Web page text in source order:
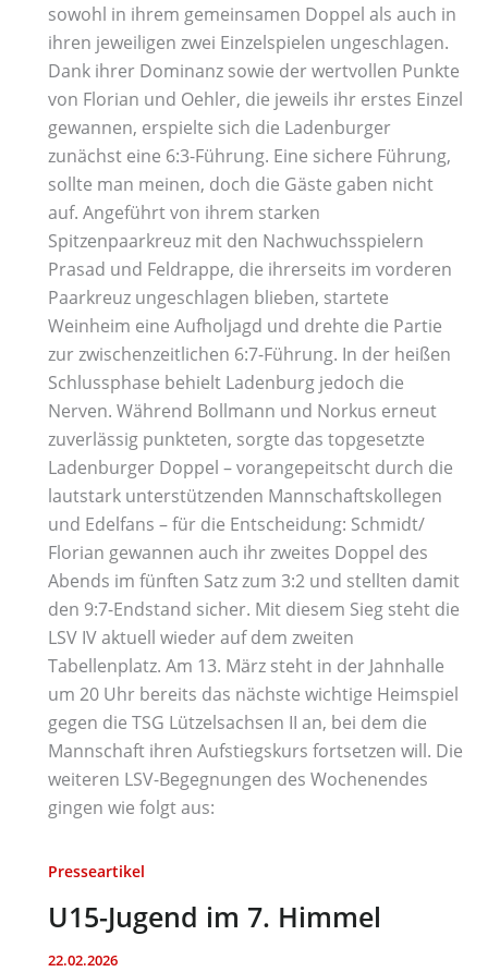
sowohl in ihrem gemeinsamen Doppel als auch in
ihren jeweiligen zwei Einzelspielen ungeschlagen.
Dank ihrer Dominanz sowie der wertvollen Punkte
von Florian und Oehler, die jeweils ihr erstes Einzel
gewannen, erspielte sich die Ladenburger
zunächst eine 6:3-Führung. Eine sichere Führung,
sollte man meinen, doch die Gäste gaben nicht
auf. Angeführt von ihrem starken
Spitzenpaarkreuz mit den Nachwuchsspielern
Prasad und Feldrappe, die ihrerseits im vorderen
Paarkreuz ungeschlagen blieben, startete
Weinheim eine Aufholjagd und drehte die Partie
zur zwischenzeitlichen 6:7-Führung. In der heißen
Schlussphase behielt Ladenburg jedoch die
Nerven. Während Bollmann und Norkus erneut
zuverlässig punkteten, sorgte das topgesetzte
Ladenburger Doppel – vorangepeitscht durch die
lautstark unterstützenden Mannschaftskollegen
und Edelfans – für die Entscheidung: Schmidt/
Florian gewannen auch ihr zweites Doppel des
Abends im fünften Satz zum 3:2 und stellten damit
den 9:7-Endstand sicher. Mit diesem Sieg steht die
LSV IV aktuell wieder auf dem zweiten
Tabellenplatz. Am 13. März steht in der Jahnhalle
um 20 Uhr bereits das nächste wichtige Heimspiel
gegen die TSG Lützelsachsen II an, bei dem die
Mannschaft ihren Aufstiegskurs fortsetzen will. Die
weiteren LSV-Begegnungen des Wochenendes
gingen wie folgt aus:
Presseartikel
U15-Jugend im 7. Himmel
22.02.2026